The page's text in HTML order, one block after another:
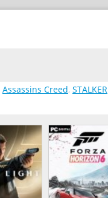
Assassins Creed, STALKER